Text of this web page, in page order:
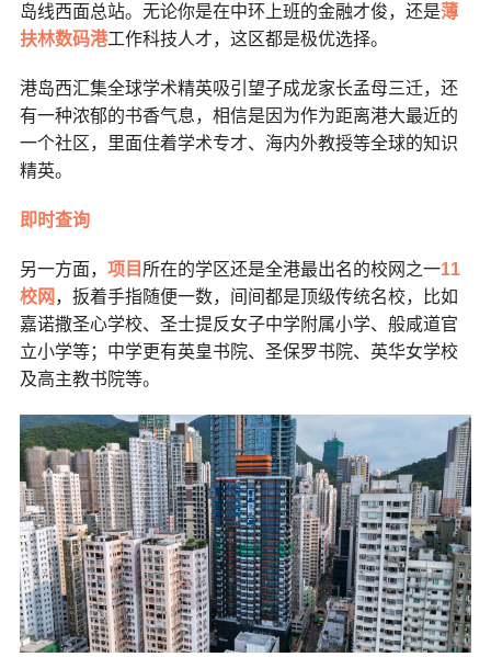
岛线西面总站。无论你是在中环上班的金融才俊，还是薄
扶林数码港工作科技人才，这区都是极优选择。
港岛西汇集全球学术精英吸引望子成龙家长孟母三迁，还
有一种浓郁的书香气息，相信是因为作为距离港大最近的
一个社区，里面住着学术专才、海内外教授等全球的知识
精英。
即时查询
另一方面， 项目 所在的学区还是全港最出名的校网之一11
校网 ，扳着手指随便一数，间间都是顶级传统名校，比如
嘉诺撒圣心学校、圣士提反女子中学附属小学、般咸道官
立小学等；中学更有英皇书院、圣保罗书院、英华女学校
及高主教书院等。